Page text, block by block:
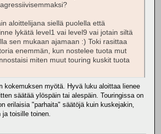
aloittelijana siellä puolella että
lykätä level1 vai level9 vai jotain siltä
sen mukaan ajamaan :) Toki rasittaa
enemmän, kun nostelee tuota mut
miten muut touring kuskit tuota
kokemuksen myötä. Hyvä luku aloittaa lienee
säätää ylöspäin tai alespäin. Touringissa on
erilaisia "parhaita" säätöjä kuin kuskejakin,
toisille toinen.